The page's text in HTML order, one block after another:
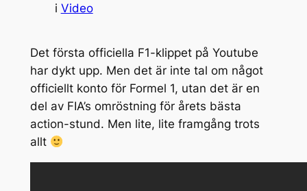
i Video
Det första officiella F1-klippet på Youtube
har dykt upp. Men det är inte tal om något
officiellt konto för Formel 1, utan det är en
del av FIA’s omröstning för årets bästa
action-stund. Men lite, lite framgång trots
allt